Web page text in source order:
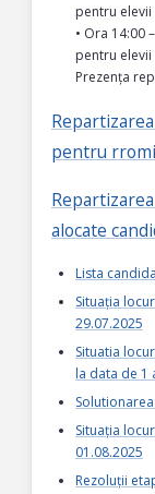
pentru elevii
• Ora 14:00
pentru
Prezența
pentru rromi
alocate
Lista
Situația
29.07.2025
Situatia
la data de 1
Situația
01.08.2025
Rezoluții